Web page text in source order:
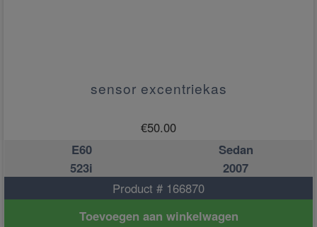
sensor excentriekas
€50.00
E60
Sedan
523i
2007
Product # 166870
Toevoegen aan winkelwagen